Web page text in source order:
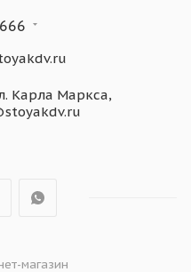
Карла Маркса,
магазин